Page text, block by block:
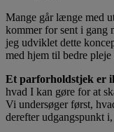
Mange går længe med
kommer for sent i gang
jeg udviklet dette
med hjem til bedre
Et parforholdstjek er
hvad I kan gøre for at
Vi undersøger først,
derefter udgangspunkt